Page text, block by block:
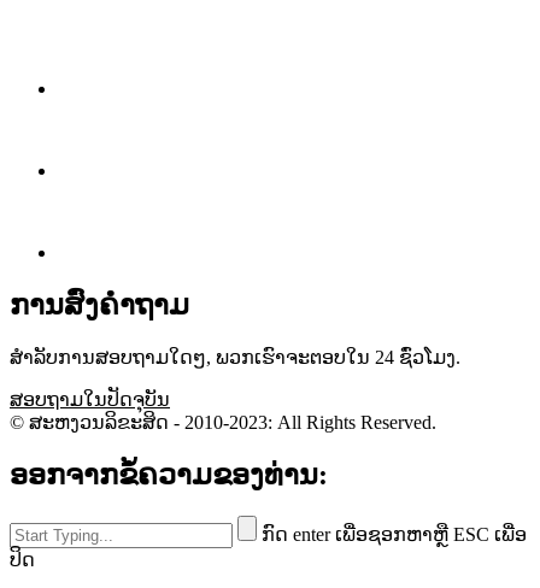
ການ​ສົ່ງ​ຄໍາ​ຖາມ​
ສໍາລັບການສອບຖາມໃດໆ, ພວກເຮົາຈະຕອບໃນ 24 ຊົ່ວໂມງ.
ສອບ​ຖາມ​ໃນ​ປັດ​ຈຸ​ບັນ​
© ສະຫງວນລິຂະສິດ - 2010-2023: All Rights Reserved.
ອອກຈາກຂໍ້ຄວາມຂອງທ່ານ:
ກົດ enter ເພື່ອຊອກຫາຫຼື ESC ເພື່ອ
ປິດ